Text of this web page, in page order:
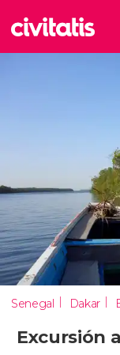
Senegal Dakar
Excursión